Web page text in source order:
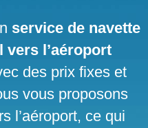
service de navette
vers l’aéroport
des prix fixes et
vous proposons
l’aéroport, ce qui